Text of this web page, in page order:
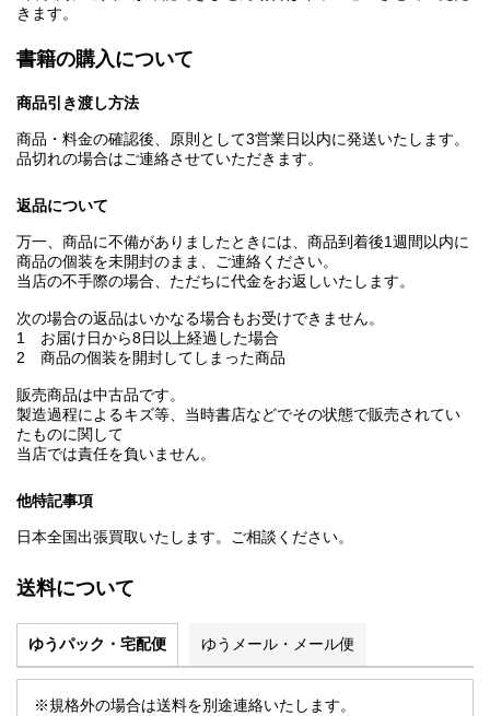
きます。
書籍の購入について
商品引き渡し方法
商品・料金の確認後、原則として3営業日以内に発送いたします。
品切れの場合はご連絡させていただきます。
返品について
万一、商品に不備がありましたときには、商品到着後1週間以内に
商品の個装を未開封のまま、ご連絡ください。
当店の不手際の場合、ただちに代金をお返しいたします。
次の場合の返品はいかなる場合もお受けできません。
1 お届け日から8日以上経過した場合
2 商品の個装を開封してしまった商品
販売商品は中古品です。
製造過程によるキズ等、当時書店などでその状態で販売されてい
たものに関して
当店では責任を負いません。
他特記事項
日本全国出張買取いたします。ご相談ください。
送料について
ゆうパック・宅配便 ゆうメール・メール便
※規格外の場合は送料を別途連絡いたします。